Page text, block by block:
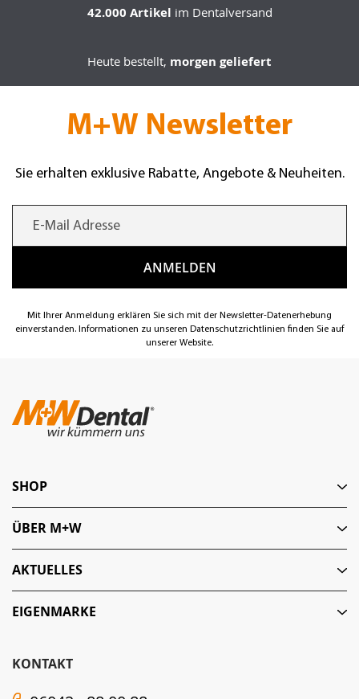
42.000 Artikel im Dentalversand
Heute bestellt, morgen geliefert
M+W Newsletter
Sie erhalten exklusive Rabatte, Angebote & Neuheiten.
Mit Ihrer Anmeldung erklären Sie sich mit der Newsletter-Datenerhebung
einverstanden. Informationen zu unseren Datenschutzrichtlinien finden Sie auf
unserer Website.
KONTAKT
SHOP
ÜBER M+W
AKTUELLES
EIGENMARKE